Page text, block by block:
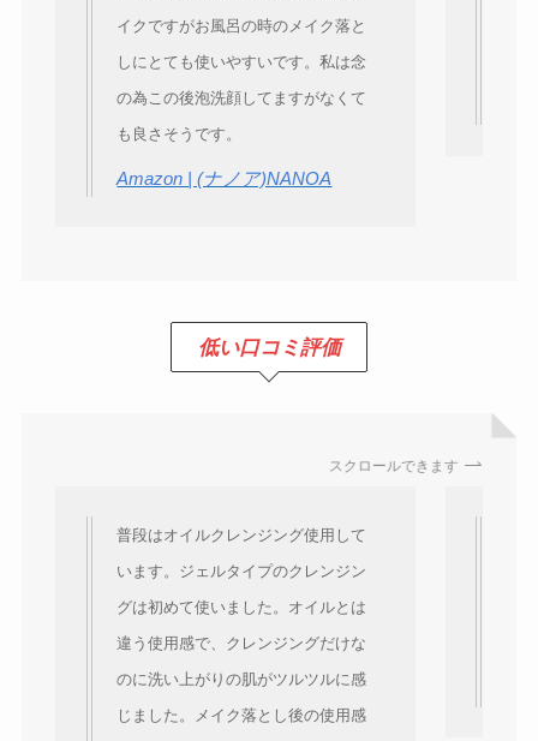
イクですがお風呂の時のメイク落と
しにとても使いやすいです。私は念
の為この後泡洗顔してますがなくて
も良さそうです。
Amazon | (ナノア)NANOA
低い口コミ評価
スクロールできます
普段はオイルクレンジング使用して
います。ジェルタイプのクレンジン
グは初めて使いました。オイルとは
違う使用感で、クレンジングだけな
のに洗い上がりの肌がツルツルに感
じました。メイク落とし後の使用感